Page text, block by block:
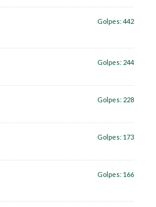
Golpes: 442
Golpes: 244
Golpes: 228
Golpes: 173
Golpes: 166